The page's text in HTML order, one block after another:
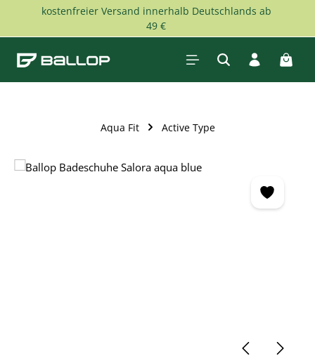
Zum Hauptinhalt springen
kostenfreier Versand innerhalb Deutschlands ab
49 €
Aqua Fit Active Type
Bildergalerie überspringen